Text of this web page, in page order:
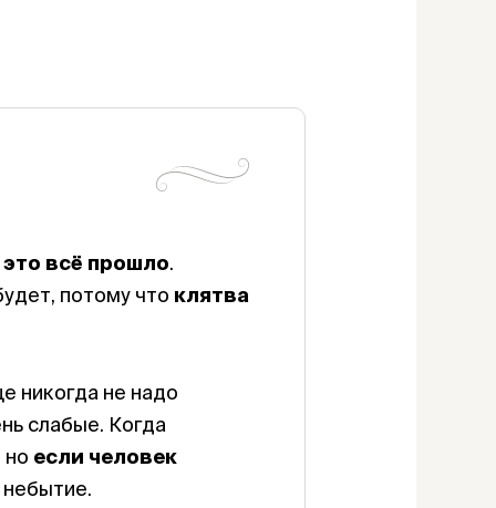
всё прошло.
потому что клятва
никогда не надо
слабые. Когда
но если человек
небытие.